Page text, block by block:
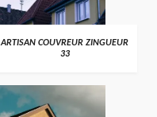
ARTISAN COUVREUR ZINGUEUR
33